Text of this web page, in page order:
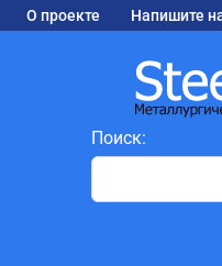
О проекте Напишите
Поиск: